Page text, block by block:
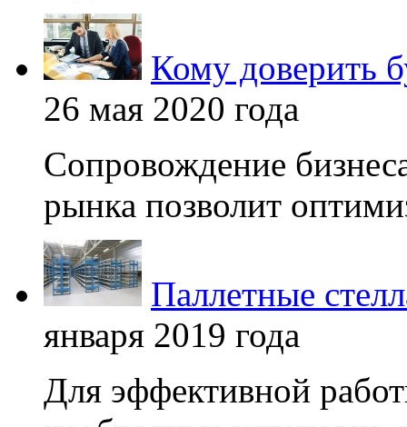
Кому доверить
26 мая 2020 года
Сопровождение
рынка позволит
Паллетные
января 2019 года
Для эффективной